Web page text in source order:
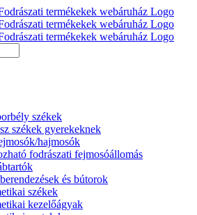
székek
székek gyerekeknek
hajmosók
fodrászati fejmosóállomás
és bútorok
székek
kezelőágyak